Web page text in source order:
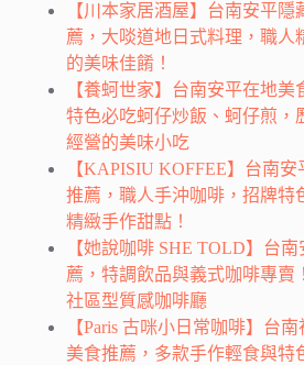
【川本家居酒屋】台南安平隱
薦，大啖道地日式料理，職人
的美味佳餚！
【養蚵世家】台南安平在地美
特色必吃蚵仔炒飯、蚵仔煎，
經營的美味小吃
【KAPISIU KOFFEE】台南
推薦，職人手沖咖啡，招牌特
精緻手作甜點！
【她說咖啡 SHE TOLD】台
薦，特調飲品與義式咖啡專賣
社區型質感咖啡廳
【Paris 古咪小日常咖啡】台
美食推薦，多款手作輕食與特